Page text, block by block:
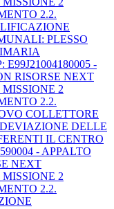
2.2.
PLESSO
-
RISORSE NEXT
2
2.2.
COLLETTORE
DELLE
IL CENTRO
- APPALTO
NEXT
2
2.2.